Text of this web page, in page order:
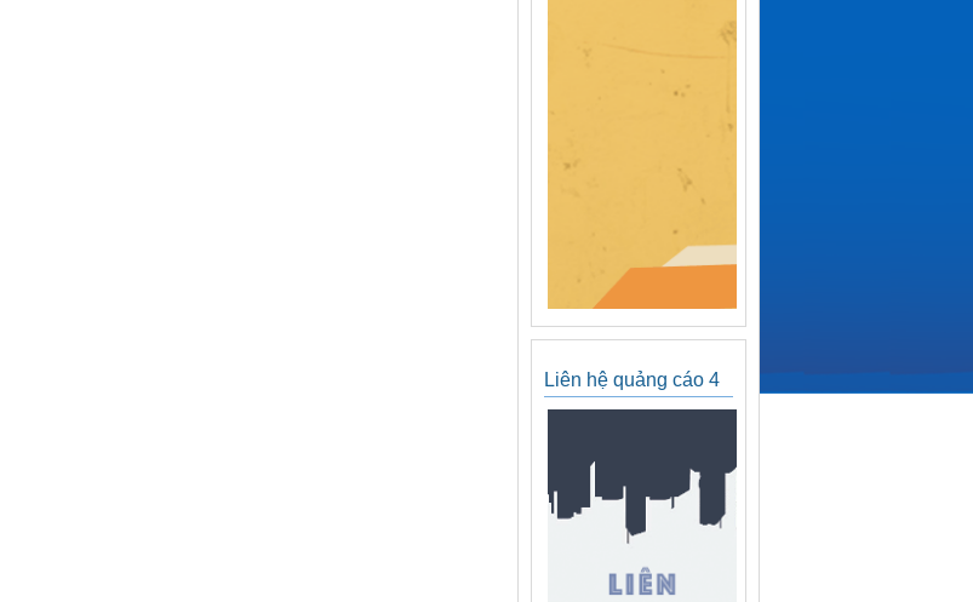
Liên hệ quảng cáo 4